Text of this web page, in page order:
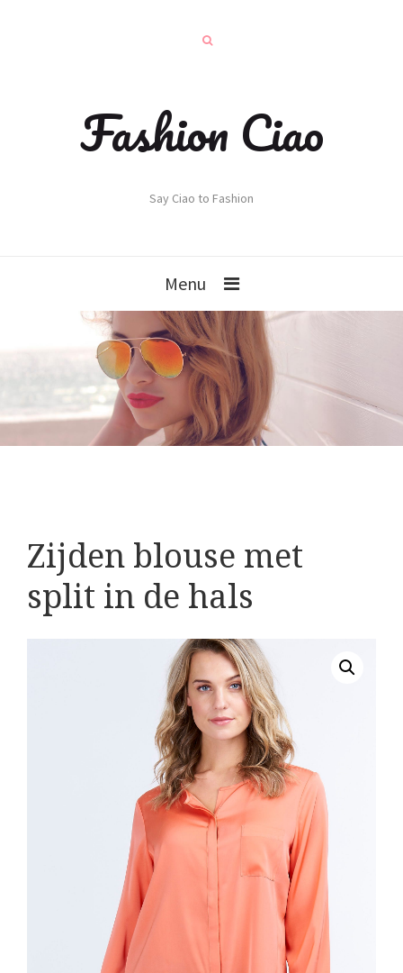
Fashion Ciao
Say Ciao to Fashion
Menu
Zijden blouse met
split in de hals